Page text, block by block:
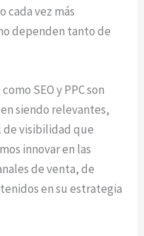
cada vez más
dependen tanto de
SEO y PPC son
siendo relevantes,
de visibilidad que
innovar en las
de venta, de
en su estrategia